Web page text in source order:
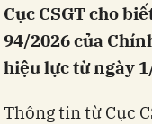
Cục CSGT cho
94/2026 của
hiệu lực từ ngày
Thông tin từ Cục